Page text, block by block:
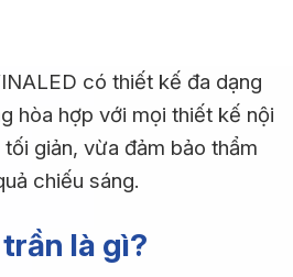
có thiết kế đa dạng
hòa hợp với mọi thiết kế nội
giản, vừa đảm bảo thẩm
chiếu sáng.
là gì?